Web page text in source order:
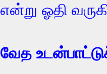
என்று ஓதி
வேத